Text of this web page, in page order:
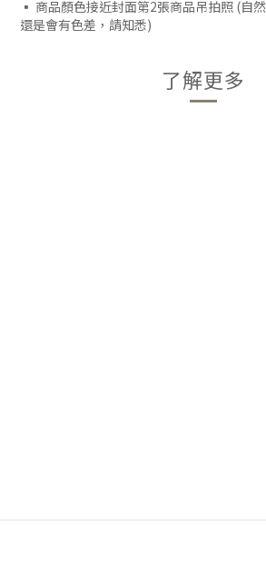
▪︎ 商品顏色接近封面第2張商品吊拍照 (自
還是會有色差，請知悉)
了解更多